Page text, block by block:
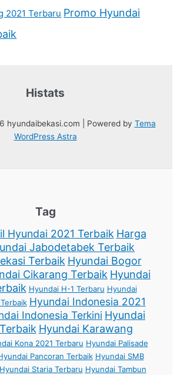
2021 Terbaru Promo Hyundai
Histats
hyundaibekasi.com | Powered by Tema
WordPress Astra
Tag
Hyundai 2021 Terbaik Harga
Jabodetabek Terbaik
Terbaik Hyundai Bogor
Cikarang Terbaik Hyundai
Hyundai H-1 Terbaru Hyundai
Hyundai Indonesia 2021
Indonesia Terkini Hyundai
Hyundai Karawang
Kona 2021 Terbaru Hyundai Palisade
Pancoran Terbaik Hyundai SMB
Hyundai Staria Terbaru Hyundai Tambun